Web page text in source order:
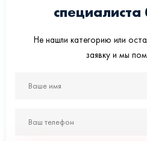
специалиста
Не нашли категорию или
заявку и мы